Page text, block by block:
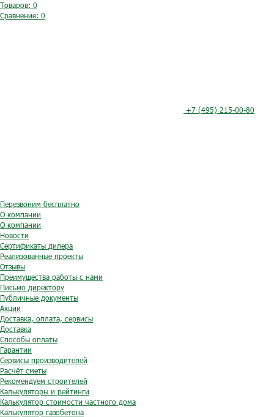
Товаров: 0
Сравнение: 0
+7 (495) 215-00-80
Перезвоним бесплатно
О компании
О компании
Новости
Сертификаты дилера
Реализованные проекты
Отзывы
Преимущества работы с нами
Письмо директору
Публичные документы
Акции
Доставка, оплата, сервисы
Доставка
Способы оплаты
Гарантии
Сервисы производителей
Расчёт сметы
Рекомендуем строителей
Калькуляторы и рейтинги
Калькулятор стоимости частного дома
Калькулятор газобетона